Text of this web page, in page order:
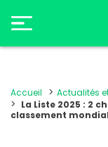
Accueil Actualités
La Liste 2025 : 2
classement